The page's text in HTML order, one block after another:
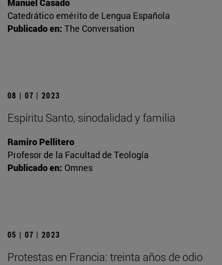
Manuel Casado
Catedrático emérito de Lengua Española
Publicado en: The Conversation
08 | 07 | 2023
Espíritu Santo, sinodalidad y familia
Ramiro Pellitero
Profesor de la Facultad de Teología
Publicado en: Omnes
05 | 07 | 2023
Protestas en Francia: treinta años de odio